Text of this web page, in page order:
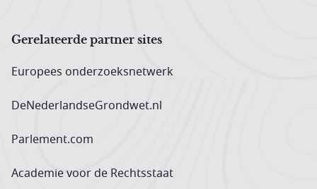
Gerelateerde partner sites
Europees onderzoeks­netwerk
DeNederlandseGrondwet.nl
Parlement.com
Academie voor de Rechtsstaat